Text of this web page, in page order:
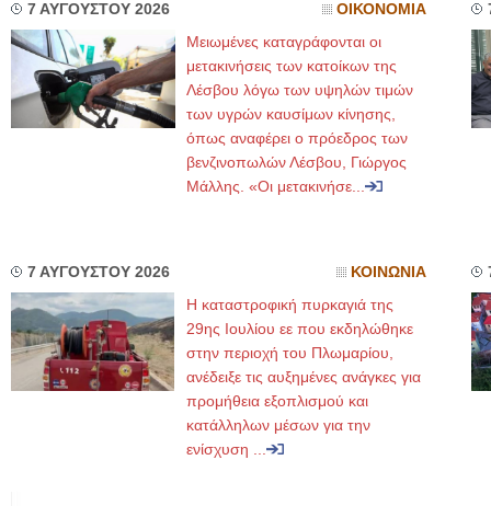
7 ΑΥΓΟΥΣΤΟΥ 2026 ΟΙΚΟΝΟΜΙΑ
Μειωμένες καταγράφονται οι
μετακινήσεις των κατοίκων της
Λέσβου λόγω των υψηλών τιμών
των υγρών καυσίμων κίνησης,
όπως αναφέρει ο πρόεδρος των
βενζινοπωλών Λέσβου, Γιώργος
Μάλλης. «Οι μετακινήσε...
7 ΑΥΓΟΥΣΤΟΥ 2026 ΚΟΙΝΩΝΙΑ
Η καταστροφική πυρκαγιά της
29ης Ιουλίου εε που εκδηλώθηκε
στην περιοχή του Πλωμαρίου,
ανέδειξε τις αυξημένες ανάγκες για
προμήθεια εξοπλισμού και
κατάλληλων μέσων για την
ενίσχυση ...